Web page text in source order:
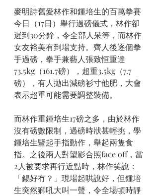
麥明詩舊愛林作和鍾培生的百萬拳賽
今日（17日）舉行過磅儀式，林作卻
遲到30分鐘，令全部人呆等，而林作
女友裕美有到場支持。齊人後逐個拳
手過磅，拳手兼藝人張致恒重達
73.5kg（161.7磅），超重3.5kg（7.7
磅），有人拋出減磅衫寸他肥，大會
表示超重可能需要調整裝備。
而林作重鍾培生17磅之多，由於林作
沒有磅數限制，過磅時狀甚輕挑，學
鍾培生豎起手指動作，舉起兩隻食
指。之後兩人對望影合照face off，當
2人被要求再行近點時，林作笑說：
「錫好冇？」現場起哄說好，但鍾培
生突然獅吼大叫一聲，令全場頓時靜